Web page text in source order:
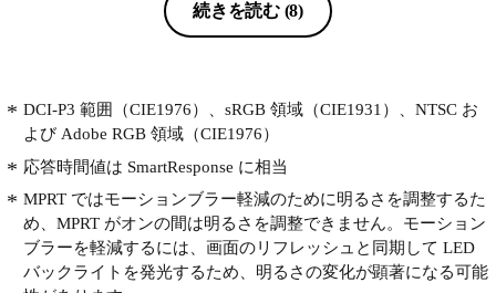
続きを読む (8)
DCI-P3 範囲（CIE1976）、sRGB 領域（CIE1931）、NTSC お
よび Adobe RGB 領域（CIE1976）
応答時間値は SmartResponse に相当
MPRT ではモーションブラー軽減のために明るさを調整するた
め、MPRT がオンの間は明るさを調整できません。モーション
ブラーを軽減するには、画面のリフレッシュと同期して LED
バックライトを発光するため、明るさの変化が顕著になる可能